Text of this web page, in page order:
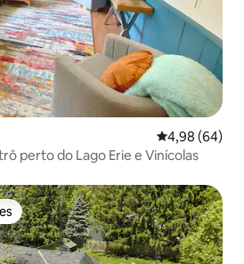
4,98 de uma
4,98 (64)
perto do Lago Erie e Vinícolas